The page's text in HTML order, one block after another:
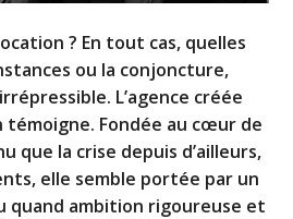
? En tout cas, quelles
ou la conjoncture,
L’agence créée
témoigne. Fondée au cœur de
que la crise depuis d’ailleurs,
elle semble portée par un
quand ambition rigoureuse et